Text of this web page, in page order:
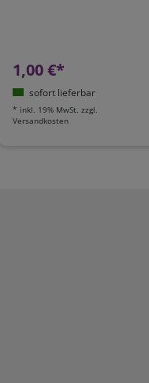
1,00 €*
sofort lieferbar
* inkl. 19% MwSt. zzgl.
Versandkosten